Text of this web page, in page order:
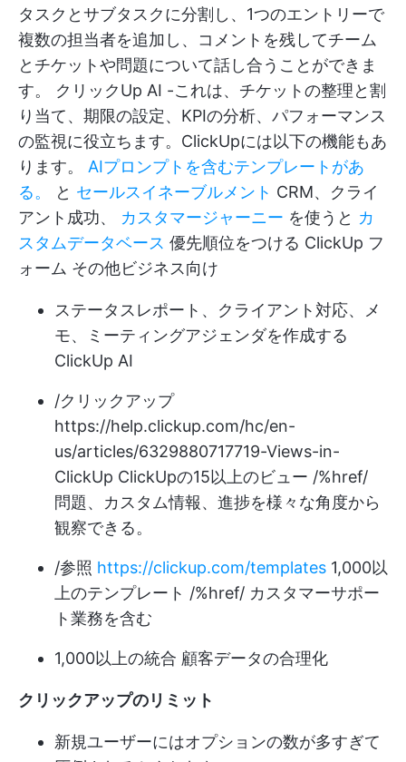
タスクとサブタスクに分割し、1つのエントリーで
複数の担当者を追加し、コメントを残してチーム
とチケットや問題について話し合うことができま
す。 クリックUp AI -これは、チケットの整理と割
り当て、期限の設定、KPIの分析、パフォーマンス
の監視に役立ちます。ClickUpには以下の機能もあ
ります。 AIプロンプトを含むテンプレートがあ
る。
と セールスイネーブルメント CRM、クライ
アント成功、 カスタマージャーニー を使うと カ
スタムデータベース 優先順位をつける ClickUp フ
ォーム その他ビジネス向け
ステータスレポート、クライアント対応、メ
モ、ミーティングアジェンダを作成する
ClickUp AI
/クリックアップ
https://help.clickup.com/hc/en-
us/articles/6329880717719-Views-in-
ClickUp ClickUpの15以上のビュー /%href/
問題、カスタム情報、進捗を様々な角度から
観察できる。
/参照 https://clickup.com/templates 1,000以
上のテンプレート /%href/ カスタマーサポー
ト業務を含む
1,000以上の統合 顧客データの合理化
クリックアップのリミット
新規ユーザーにはオプションの数が多すぎて